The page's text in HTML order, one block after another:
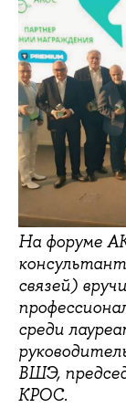
На форуме
связей)
среди
ВШЭ,
КРОС.